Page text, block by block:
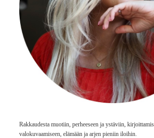
Rakkaudesta muotiin, perheeseen ja ystäviin,
valokuvaamiseen, elämään ja arjen pieniin iloihin.